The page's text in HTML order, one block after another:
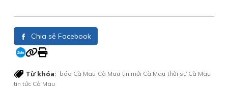
Chia sẻ Facebook
Từ khóa: báo Cà Mau Cà Mau tin mới Cà Mau thời sự Cà Mau
tin tức Cà Mau